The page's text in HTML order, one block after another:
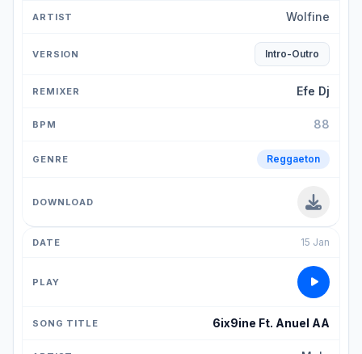
Wolfine
Intro-Outro
Efe Dj
88
Reggaeton
15 Jan
6ix9ine Ft. Anuel AA